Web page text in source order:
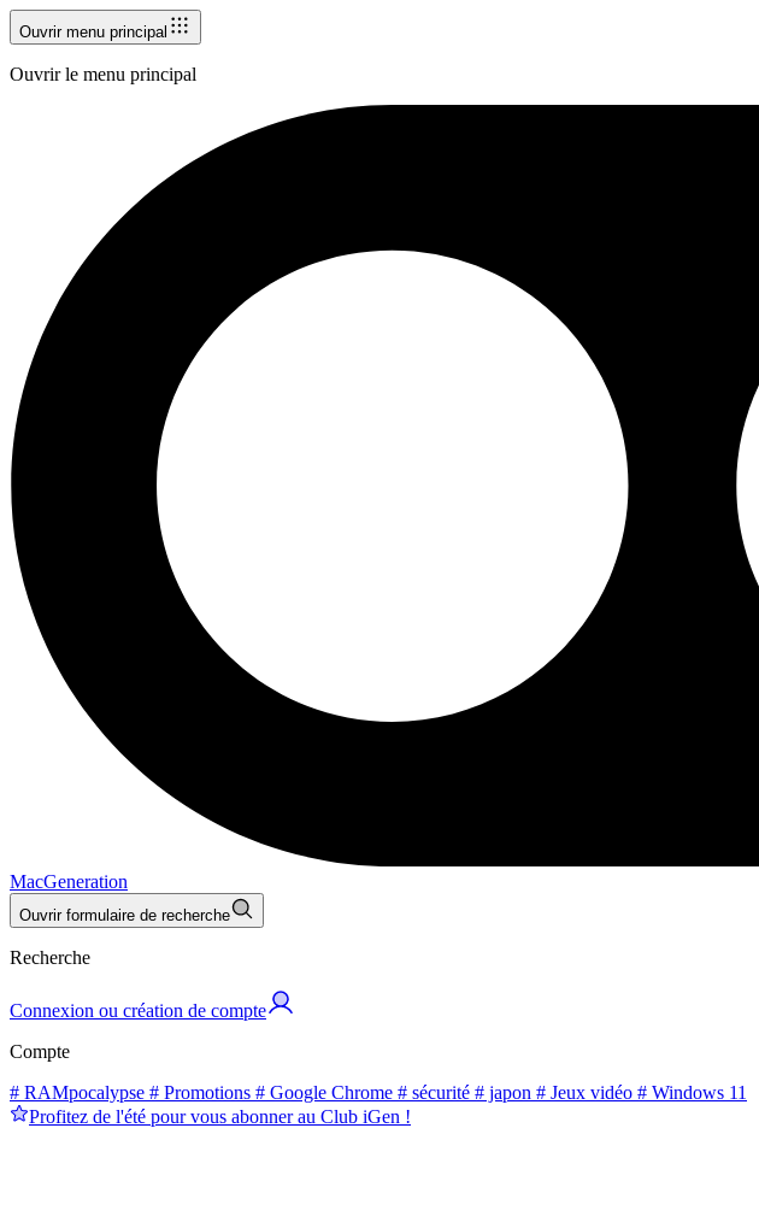
Ouvrir menu principal
Ouvrir le menu principal
MacGeneration
Ouvrir formulaire de recherche
Recherche
Connexion ou création de compte
Compte
# RAMpocalypse # Promotions # Google Chrome # sécurité # japon # Jeux vidéo # Windows 11
Profitez de l'été pour vous abonner au Club iGen !